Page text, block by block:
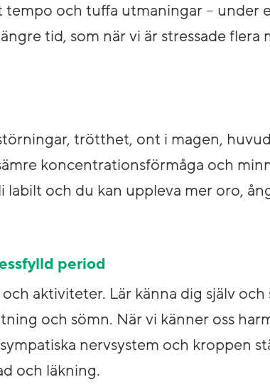
och tuffa utmaningar – under
tid, som när vi är stressade flera
trötthet, ont i magen,
koncentrationsförmåga och
och du kan uppleva mer oro,
period
aktiviteter. Lär känna dig själv
och sömn. När vi känner oss
nervsystem och kroppen
och läkning.